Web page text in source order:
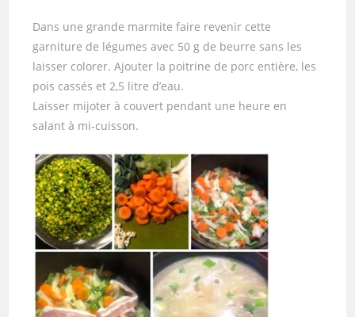
Dans une grande marmite faire revenir cette
garniture de légumes avec 50 g de beurre sans les
laisser colorer. Ajouter la poitrine de porc entière, les
pois cassés et 2,5 litre d’eau.
Laisser mijoter à couvert pendant une heure en
salant à mi-cuisson.